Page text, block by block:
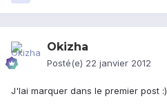
Okizha
Posté(e) 22 janvier 2012
J'lai marquer dans le premier post :)